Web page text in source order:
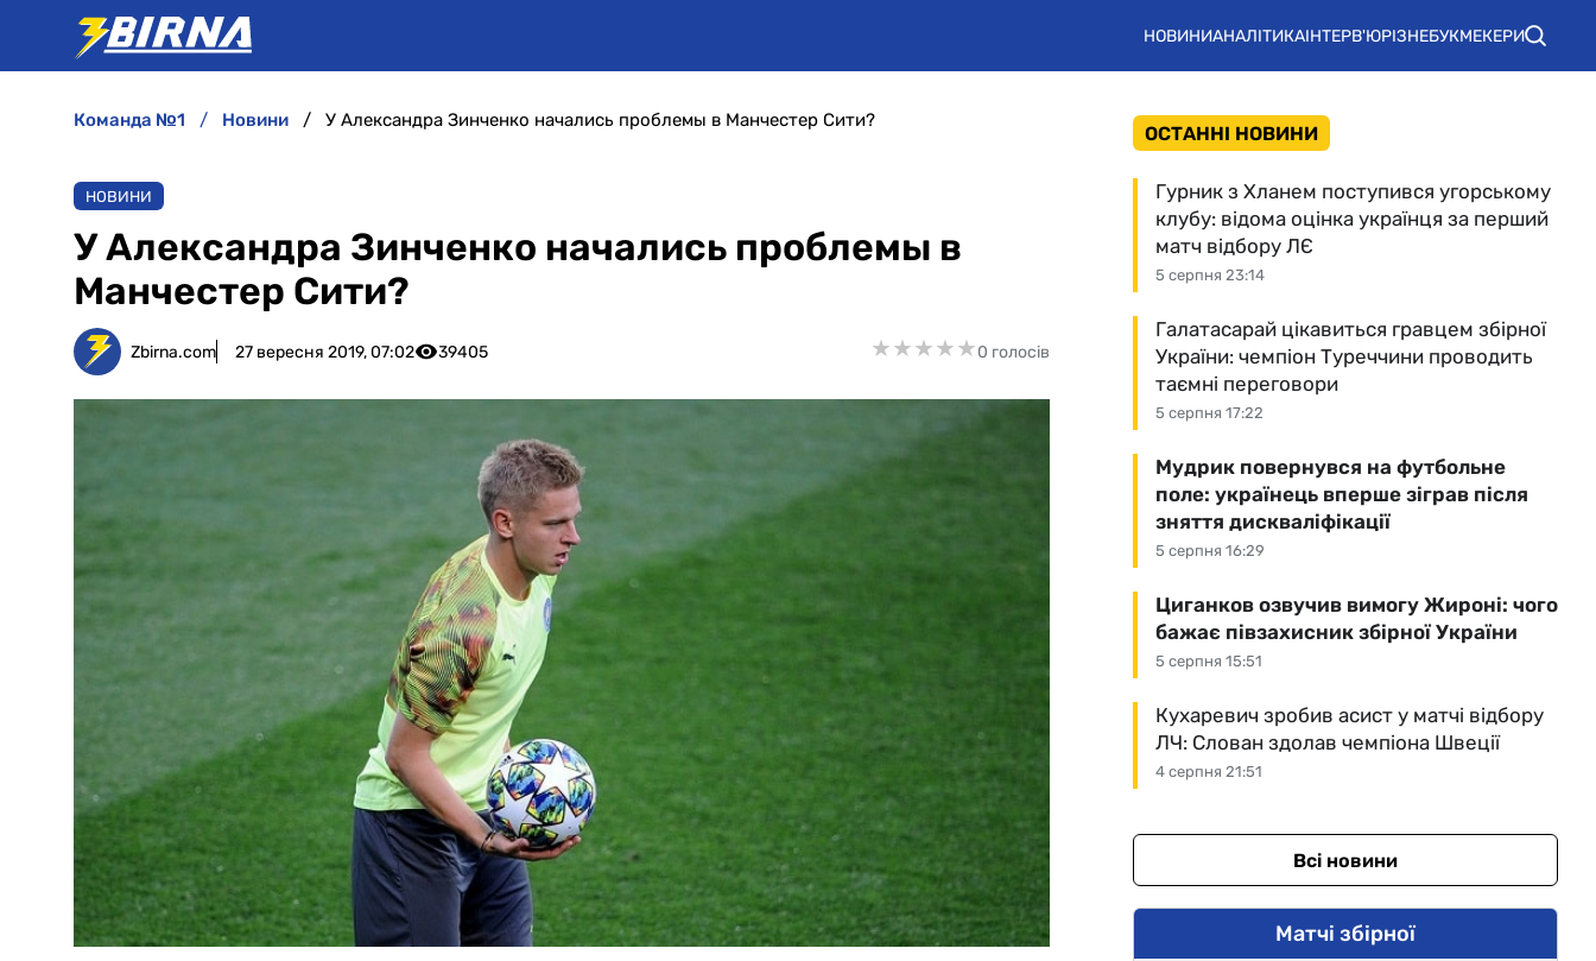
НОВИНИАНАЛІТИКАІНТЕРВ'ЮРІЗНЕБУКМЕКЕРИ
команда №1 новини У Александра Зинченко начались проблемы в Манчестер Сити?
НОВИНИ
У Александра Зинченко начались проблемы в
Манчестер Сити?
Zbirna.com 27 вересня 2019, 07:02 39405 ★★★★★
★★★★★0 голосів
ОСТАННІ НОВИНИ
5 серпня 23:14
Гурник з Хланем поступився угорському
клубу: відома оцінка українця за перший
матч відбору ЛЄ
5 серпня 17:22
Галатасарай цікавиться гравцем збірної
України: чемпіон Туреччини проводить
таємні переговори
5 серпня 16:29
Мудрик повернувся на футбольне
поле: українець вперше зіграв після
зняття дискваліфікації
5 серпня 15:51
Циганков озвучив вимогу Жироні: чого
бажає півзахисник збірної України
4 серпня 21:51
Кухаревич зробив асист у матчі відбору
ЛЧ: Слован здолав чемпіона Швеції
Всі новини
Матчі збірної